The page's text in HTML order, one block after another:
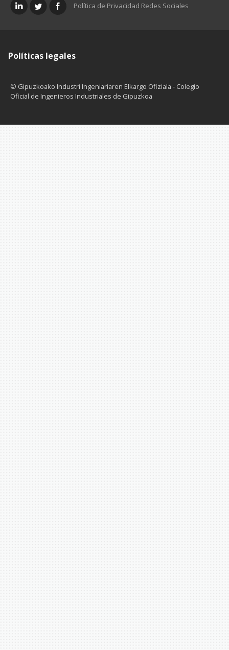
Política de Privacidad Redes Sociales
Políticas legales
© Gipuzkoako Industri Ingeniariaren Elkargo Ofiziala - Colegio
Oficial de Ingenieros Industriales de Gipuzkoa